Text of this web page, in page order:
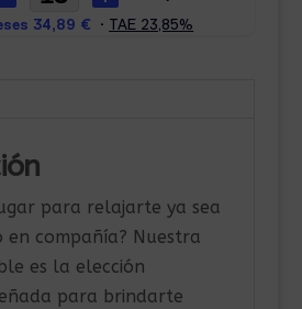
para relajarte ya sea
en compañía? Nuestra
es la elección
para brindarte